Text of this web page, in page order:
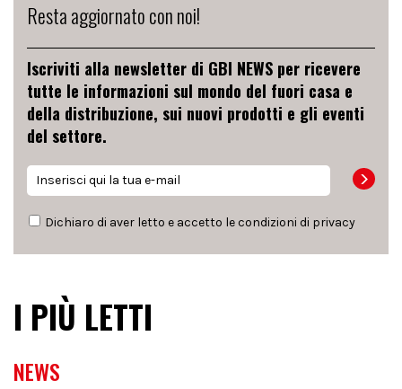
Resta aggiornato con noi!
Iscriviti alla newsletter di GBI NEWS per ricevere
tutte le informazioni sul mondo del fuori casa e
della distribuzione, sui nuovi prodotti e gli eventi
del settore.
Dichiaro di aver letto e accetto le condizioni di privacy
I PIÙ LETTI
NEWS